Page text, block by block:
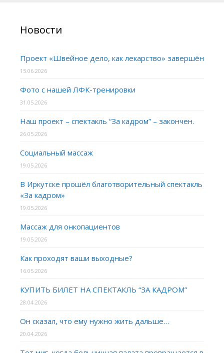
Новости
Проект «Швейное дело, как лекарство» завершён
15.06.2026
Фото с нашей ЛФК-тренировки
31.05.2026
Наш проект – спектакль “За кадром” – закончен.
26.05.2026
Социальный массаж
19.05.2026
В Иркутске прошёл благотворительный спектакль
«За кадром»
19.05.2026
Массаж для онкопациентов
19.05.2026
Как проходят ваши выходные?
16.05.2026
КУПИТЬ БИЛЕТ НА СПЕКТАКЛЬ “ЗА КАДРОМ”
28.04.2026
Он сказал, что ему нужно жить дальше…
20.04.2026